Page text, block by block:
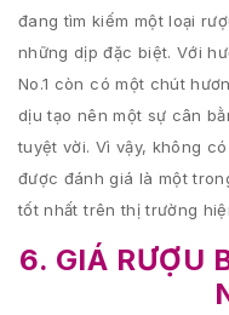
đang tìm kiếm một loại
những dịp đặc biệt. Với
No.1 còn có một chút
dịu tạo nên một sự cân
tuyệt vời. Vì vậy, không
được đánh giá là một
tốt nhất trên thị trường
6. GIÁ RƯỢU